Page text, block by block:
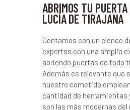
ABRIMOS TU
LUCÍA DE TIRAJANA
Contamos con un elenco
expertos con una amplia
abriendo puertas de todo
Además es relevante que
nuestro cometido
cantidad de herramientas
son las más modernas del